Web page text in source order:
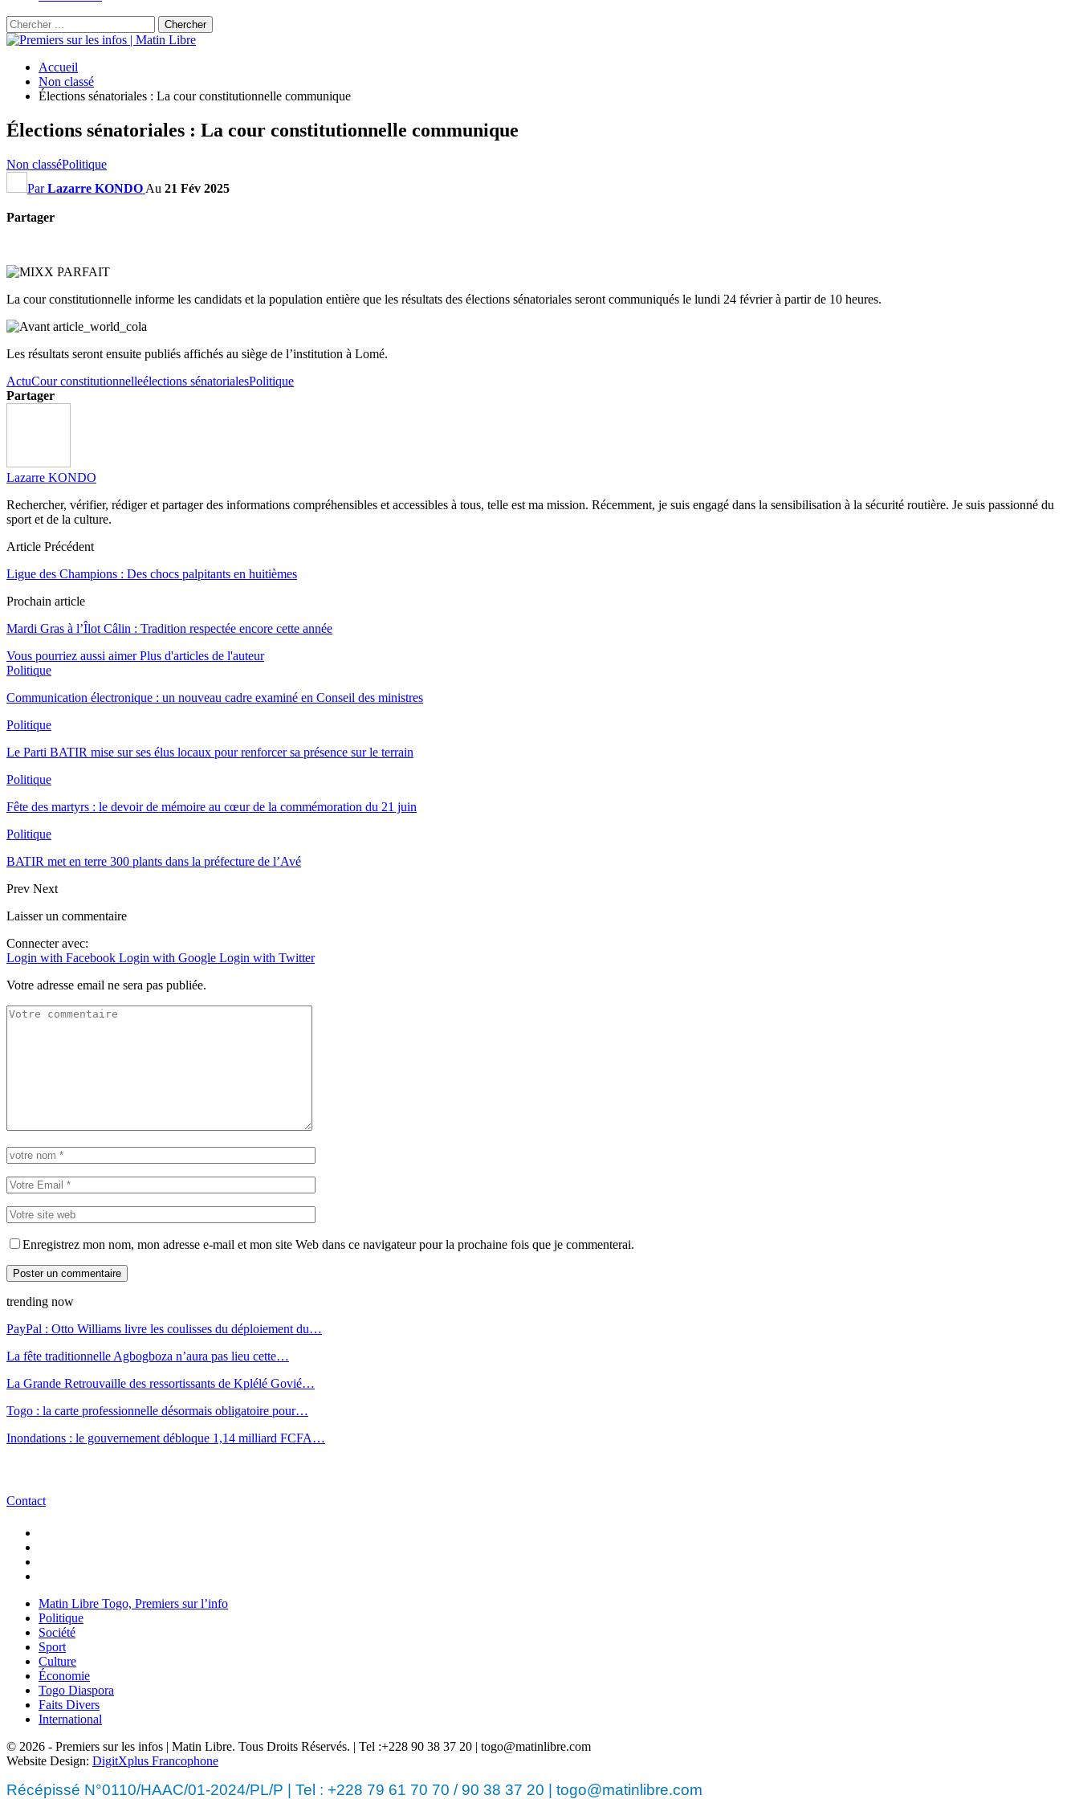
Accueil
Non classé
Élections sénatoriales : La cour constitutionnelle communique
Élections sénatoriales : La cour constitutionnelle communique
Non classéPolitique
ParLazarre KONDO Au 21 Fév 2025
Partager
La cour constitutionnelle informe les candidats et la population entière que les résultats des élections sénatoriales seront communiqués le lundi 24 février à partir de 10 heures.
Les résultats seront ensuite publiés affichés au siège de l’institution à Lomé.
ActuCour constitutionnelleélections sénatorialesPolitique
Partager
Lazarre KONDO
Rechercher, vérifier, rédiger et partager des informations compréhensibles et accessibles à tous, telle est ma mission. Récemment, je suis engagé dans la sensibilisation à la sécurité routière. Je suis passionné du
sport et de la culture.
Article Précédent
Ligue des Champions : Des chocs palpitants en huitièmes
Prochain article
Mardi Gras à l’Îlot Câlin : Tradition respectée encore cette année
Vous pourriez aussi aimer Plus d'articles de l'auteur
Politique
Communication électronique : un nouveau cadre examiné en Conseil des ministres
Politique
Le Parti BATIR mise sur ses élus locaux pour renforcer sa présence sur le terrain
Politique
Fête des martyrs : le devoir de mémoire au cœur de la commémoration du 21 juin
Politique
BATIR met en terre 300 plants dans la préfecture de l’Avé
Prev Next
Laisser un commentaire
Connecter avec:
Login with Facebook Login with Google Login with Twitter
Votre adresse email ne sera pas publiée.
Enregistrez mon nom, mon adresse e-mail et mon site Web dans ce navigateur pour la prochaine fois que je commenterai.
trending now
PayPal : Otto Williams livre les coulisses du déploiement du…
La fête traditionnelle Agbogboza n’aura pas lieu cette…
La Grande Retrouvaille des ressortissants de Kplélé Govié…
Togo : la carte professionnelle désormais obligatoire pour…
Inondations : le gouvernement débloque 1,14 milliard FCFA…
Contact
Matin Libre Togo, Premiers sur l’info
Politique
Société
Sport
Culture
Économie
Togo Diaspora
Faits Divers
International
© 2026 - Premiers sur les infos | Matin Libre. Tous Droits Réservés. | Tel :+228 90 38 37 20 | togo@matinlibre.com
Website Design: DigitXplus Francophone
Récépissé N°0110/HAAC/01-2024/PL/P | Tel : +228 79 61 70 70 / 90 38 37 20 | togo@matinlibre.com